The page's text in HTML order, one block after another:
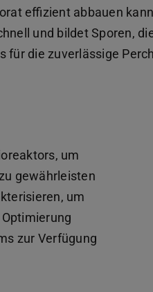
effizient abbauen
und bildet Sporen,
für die zuverlässige
um
gewährleisten
um
zur Verfügung